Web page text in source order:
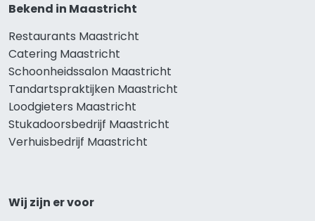
Bekend in Maastricht
Restaurants Maastricht
Catering Maastricht
Schoonheidssalon Maastricht
Tandartspraktijken Maastricht
Loodgieters Maastricht
Stukadoorsbedrijf Maastricht
Verhuisbedrijf Maastricht
Wij zijn er voor